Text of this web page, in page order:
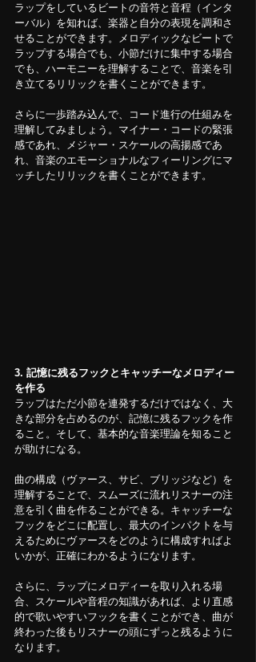
ラップをしているビートの音符と音程（インタ
ーバル）を知れば、楽器と自分の表現を調和さ
せることができます。メロディックなビートで
ラップする場合でも、小節だけに集中する場合
でも、ハーモニーを理解することで、音楽を引
き立てるリリックを書くことができます。
さらに一歩踏み込んで、コード進行の仕組みを
理解してみましょう。マイナー・コードの緊張
感であれ、メジャー・スケールの高揚感であ
れ、音楽のエモーショナルなフィーリングにマ
ッチしたリリックを書くことができます。
3. 記憶に残るフックとキャッチーなメロディー
を作る
ラップはただ小節を連発するだけではなく、大
きな部分を占めるのが、記憶に残るフックを作
ること。そして、基本的な音楽理論を知ること
が助けになる。
曲の構成（ヴァース、サビ、ブリッジなど）を
理解することで、スムーズに流れリスナーの注
意を引く曲を作ることができる。キャッチーな
フックをどこに配置し、最大のインパクトを与
えるためにヴァースをどのように構成すればよ
いかが、正確にわかるようになります。
さらに、ラップにメロディーを取り入れる場
合、スケールや音程の知識があれば、より直感
的で歌いやすいフックを書くことができ、曲が
終わった後もリスナーの頭にずっと残るように
なります。